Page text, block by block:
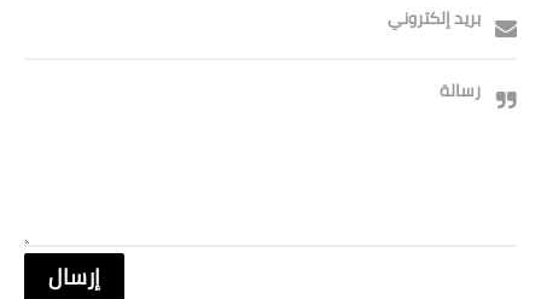
بريد إلكتروني
رسالة